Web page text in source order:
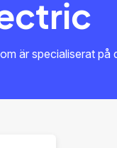
är specialiserat